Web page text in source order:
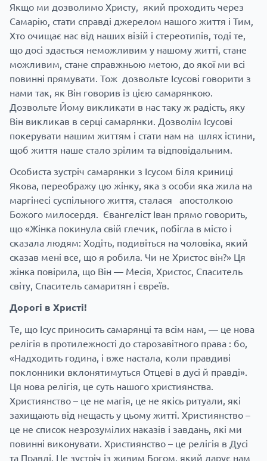
Якщо ми дозволимо Христу, який проходить через
Самарію, стати справді джерелом нашого життя і Тим,
Хто очищає нас від наших візій і стереотипів, тоді те,
що досі здається неможливим у нашому житті, стане
можливим, стане справжньою метою, до якої ми всі
повинні прямувати. Тож дозвольте Ісусові говорити з
нами так, як Він говорив із цією самарянкою.
Дозвольте Йому викликати в нас таку ж радість, яку
Він викликав в серці самарянки. Дозволім Ісусові
покерувати нашим життям і стати нам на шлях істини,
щоб життя наше стало зрілим та відповідальним.
Особиста зустріч самарянки з Ісусом біля криниці
Якова, переображу цю жінку, яка з особи яка жила на
маргінесі суспільного життя, сталася апостолкою
Божого милосердя. Євангеліст Іван прямо говорить,
що «Жінка покинула свій глечик, побігла в місто і
сказала людям: Ходіть, подивіться на чоловіка, який
сказав мені все, що я робила. Чи не Христос він?» Ця
жінка повірила, що Він — Месія, Христос, Спаситель
світу, Спаситель самаритян і євреїв.
Дорогі в Христі!
Те, що Ісус приносить самарянці та всім нам, — це нова
релігія в протилежності до старозавітного права : бо,
«Надходить година, і вже настала, коли правдиві
поклонники вклонятимуться Отцеві в дусі й правді».
Ця нова релігія, це суть нашого християнства.
Християнство – це не магія, це не якісь ритуали, які
захищають від нещасть у цьому житті. Християнство –
це не список незрозумілих наказів і завдань, які ми
повинні виконувати. Християнство – це релігія в Дусі
та Правді. Це зустріч із живим Богом, який дарує нам